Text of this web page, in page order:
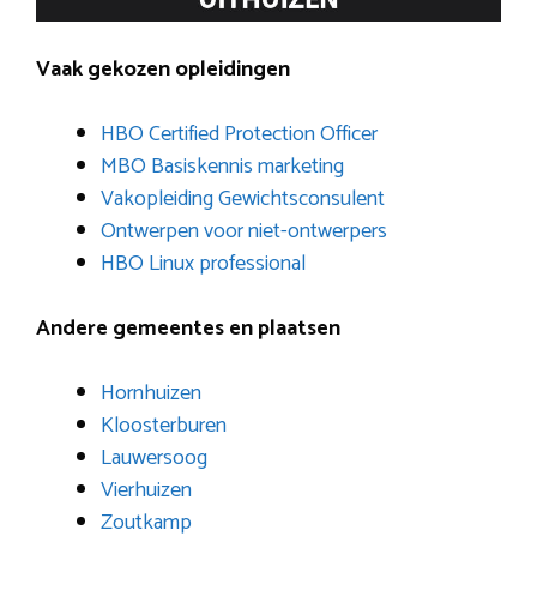
Vaak gekozen opleidingen
HBO Certified Protection Officer
MBO Basiskennis marketing
Vakopleiding Gewichtsconsulent
Ontwerpen voor niet-ontwerpers
HBO Linux professional
Andere gemeentes en plaatsen
Hornhuizen
Kloosterburen
Lauwersoog
Vierhuizen
Zoutkamp